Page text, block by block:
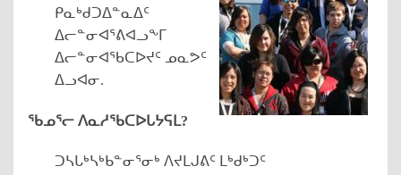
ᑭᓇᒃᑯᑐᐃᓐᓇᐃᑦ
ᐃᓕᓐᓂᐊᕐᕕᐊᓗᖕᒥ
ᐃᓕᓐᓂᐊᖃᑕᐅᔪᑦ ᓄᓇᕗᑦ
ᐃᓗᐊᓂ.
ᖃᓄᕐᓕ ᐱᓇᓱᖃᑕᐅᒐᔭᕋᒪ?
ᑐᓴᒐᒃᓴᒃᑲᓐᓂᕐᓂᒃ ᐱᔪᒪᒍᕕᑦ ᒪᒃᑯᒃᑐᑦ